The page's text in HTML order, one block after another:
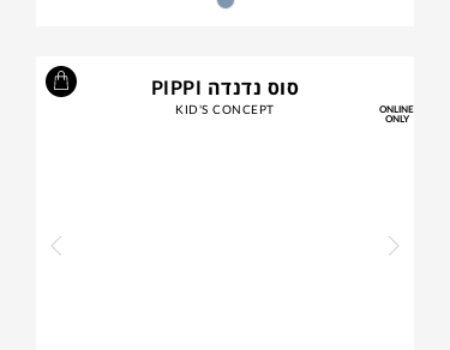
ONLINE
ONLY
סוס נדנדה PIPPI
KID'S CONCEPT